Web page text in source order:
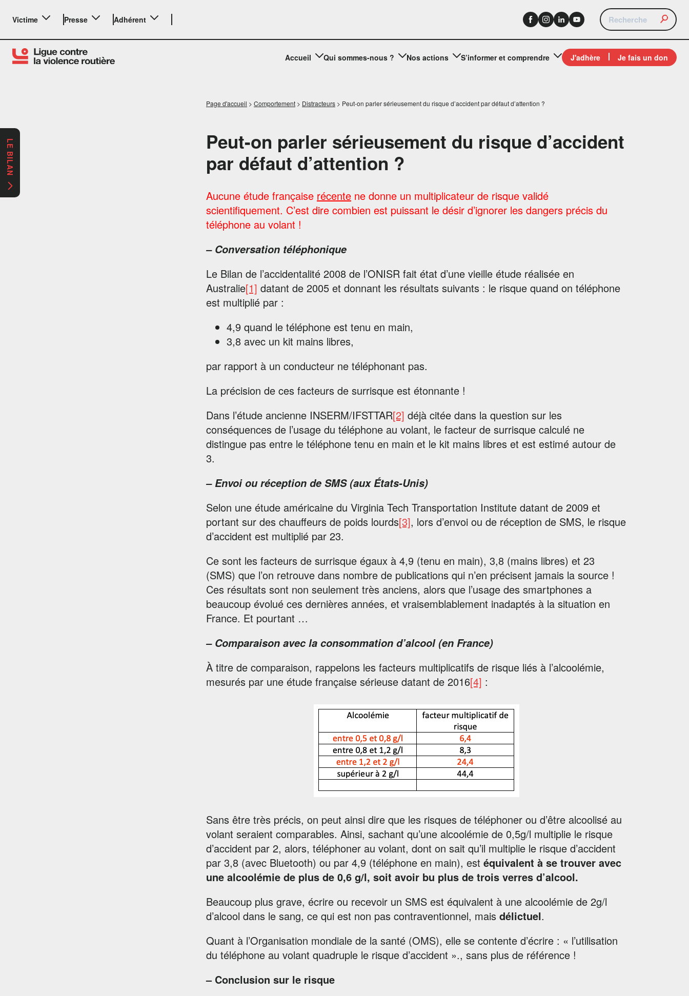
Victime Presse Adhérent
Accueil Qui sommes-nous ? Nos actions S’informer et comprendre J'adhère Je fais un don
Page d'accueil > Comportement > Distracteurs > Peut-on parler sérieusement du risque d’accident par défaut d’attention ?
Peut-on parler sérieusement du risque d’accident
par défaut d’attention ?
Aucune étude française récente ne donne un multiplicateur de risque validé
scientifiquement. C’est dire combien est puissant le désir d’ignorer les dangers précis du
téléphone au volant !
– Conversation téléphonique
Le Bilan de l’accidentalité 2008 de l’ONISR fait état d’une vieille étude réalisée en
Australie[1] datant de 2005 et donnant les résultats suivants : le risque quand on téléphone
est multiplié par :
4,9 quand le téléphone est tenu en main,
3,8 avec un kit mains libres,
par rapport à un conducteur ne téléphonant pas.
La précision de ces facteurs de surrisque est étonnante !
Dans l’étude ancienne INSERM/IFSTTAR[2] déjà citée dans la question sur les
conséquences de l’usage du téléphone au volant, le facteur de surrisque calculé ne
distingue pas entre le téléphone tenu en main et le kit mains libres et est estimé autour de
3.
– Envoi ou réception de SMS (aux États-Unis)
Selon une étude américaine du Virginia Tech Transportation Institute datant de 2009 et
portant sur des chauffeurs de poids lourds[3], lors d’envoi ou de réception de SMS, le risque
d’accident est multiplié par 23.
Ce sont les facteurs de surrisque égaux à 4,9 (tenu en main), 3,8 (mains libres) et 23
(SMS) que l’on retrouve dans nombre de publications qui n’en précisent jamais la source !
Ces résultats sont non seulement très anciens, alors que l’usage des smartphones a
beaucoup évolué ces dernières années, et vraisemblablement inadaptés à la situation en
France. Et pourtant …
– Comparaison avec la consommation d’alcool (en France)
À titre de comparaison, rappelons les facteurs multiplicatifs de risque liés à l’alcoolémie,
mesurés par une étude française sérieuse datant de 2016[4] :
Sans être très précis, on peut ainsi dire que les risques de téléphoner ou d’être alcoolisé au
volant seraient comparables. Ainsi, sachant qu’une alcoolémie de 0,5g/l multiplie le risque
d’accident par 2, alors, téléphoner au volant, dont on sait qu’il multiplie le risque d’accident
par 3,8 (avec Bluetooth) ou par 4,9 (téléphone en main), est équivalent à se trouver avec
une alcoolémie de plus de 0,6 g/l, soit avoir bu plus de trois verres d’alcool.
Beaucoup plus grave, écrire ou recevoir un SMS est équivalent à une alcoolémie de 2g/l
d’alcool dans le sang, ce qui est non pas contraventionnel, mais délictuel.
Quant à l’Organisation mondiale de la santé (OMS), elle se contente d’écrire : « l’utilisation
du téléphone au volant quadruple le risque d’accident »., sans plus de référence !
– Conclusion sur le risque
LE BILAN